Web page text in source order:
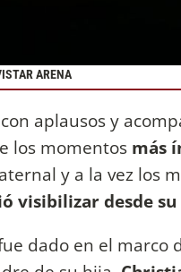
ARENA
aplausos y
los momentos más
y a la vez los
visibilizar desde
dado en el marco